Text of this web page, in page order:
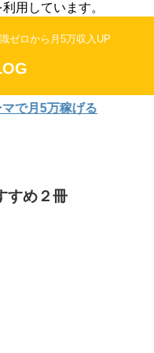
用しています。
ゼロから月5万収入UP
5万稼げる
すめ２冊